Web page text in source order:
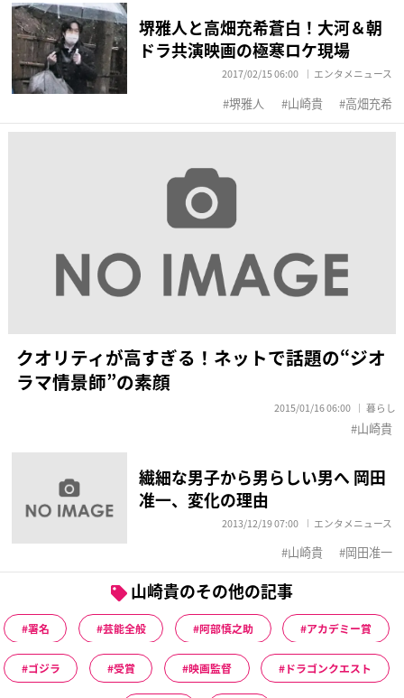
堺雅人と高畑充希蒼白！大河＆朝
ドラ共演映画の極寒ロケ現場
2017/02/15 06:00 エンタメニュース
堺雅人 山崎貴 高畑充希
クオリティが高すぎる！ネットで話題の“ジオ
ラマ情景師”の素顔
2015/01/16 06:00 暮らし
山崎貴
繊細な男子から男らしい男へ 岡田
准一、変化の理由
2013/12/19 07:00 エンタメニュース
山崎貴 岡田准一
山崎貴のその他の記事
署名 芸能全般 阿部慎之助 アカデミー賞
ゴジラ 受賞 映画監督 ドラゴンクエスト